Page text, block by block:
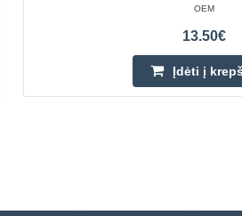
OEM
13.50€
Įdėti į